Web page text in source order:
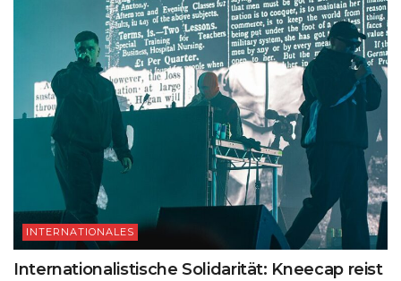
INTERNATIONALES
Internationalistische Solidarität: Kneecap reist